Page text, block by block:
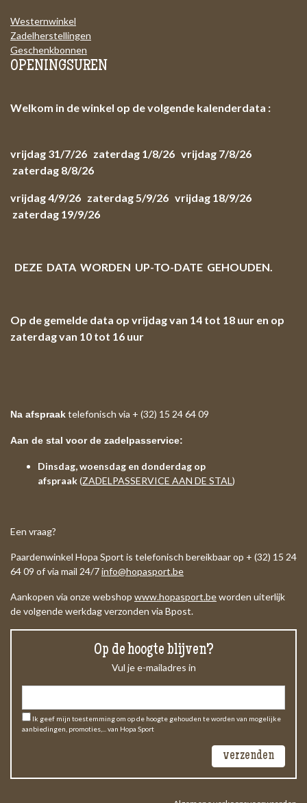
Westernwinkel
Zadelherstellingen
Geschenkbonnen
OPENINGSUREN
Welkom in de winkel op de volgende kalenderdata :
vrijdag 31/7/26 zaterdag 1/8/26 vrijdag 7/8/26
zaterdag 8/8/26
vrijdag 4/9/26 zaterdag 5/9/26 vrijdag 18/9/26
zaterdag 19/9/26
DEZE DATA WORDEN UP-TO-DATE GEHOUDEN.
Op de gemelde data op vrijdag van 14 tot 18 uur en op
zaterdag van 10 tot 16 uur
Na afspraaktelefonisch via + (32) 15 24 64 09
Aan de stal voor de zadelpasservice:
Dinsdag, woensdag en donderdag op
afspraak(ZADELPASSERVICE AAN DE STAL )
Een vraag?
Paardenwinkel Hopa Sport is telefonisch bereikbaar op + (32) 15 24
64 09 of via mail 24/7info@hopasport.be
Aankopen via onze webshop www.hopasport.beworden uiterlijk
de volgende werkdag verzonden via Bpost.
Op de hoogte blijven?
Vul je e-mailadres in
Ik geef mijn toestemming om op de hoogte gehouden te worden van mogelijke
aanbiedingen, promoties,... van Hopa Sport